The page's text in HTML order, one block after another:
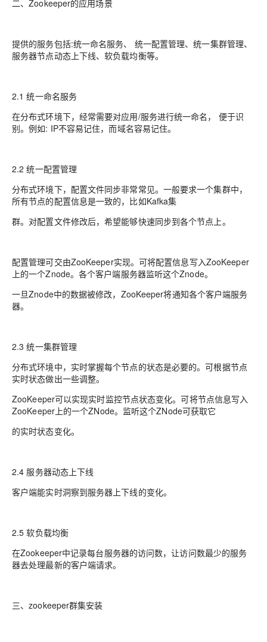
二、Zookeeper的应用场景
提供的服务包括:统一命名服务、 统一配置管理、统一集群管理、
服务器节点动态上下线、软负载均衡等。
2.1 统一命名服务
在分布式环境下，经常需要对应用/服务进行统一命名， 便于识
别。例如: IP不容易记住，而域名容易记住。
2.2 统一配置管理
分布式环境下，配置文件同步非常常见。一般要求一个集群中，
所有节点的配置信息是一致的，比如Kafka集
群。对配置文件修改后，希望能够快速同步到各个节点上。
配置管理可交由ZooKeeper实现。可将配置信息写入ZooKeeper
上的一个Znode。各个客户端服务器监听这个Znode。
一旦Znode中的数据被修改，ZooKeeper将通知各个客户端服务
器。
2.3 统一集群管理
分布式环境中，实时掌握每个节点的状态是必要的。可根据节点
实时状态做出一些调整。
ZooKeeper可以实现实时监控节点状态变化。可将节点信息写入
ZooKeeper上的一个ZNode。监听这个ZNode可获取它
的实时状态变化。
2.4 服务器动态上下线
客户端能实时洞察到服务器上下线的变化。
2.5 软负载均衡
在Zookeeper中记录每台服务器的访问数，让访问数最少的服务
器去处理最新的客户端请求。
三、zookeeper群集安装